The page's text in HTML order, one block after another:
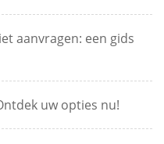
aanvragen: een gids
uw opties nu!